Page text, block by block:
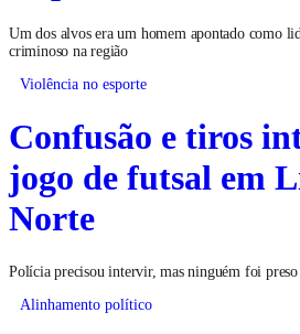
Um dos alvos era um homem apontado como
criminoso na região
Violência no esporte
Confusão e tiros
jogo de futsal em
Norte
Polícia precisou intervir, mas ninguém foi preso
Alinhamento político